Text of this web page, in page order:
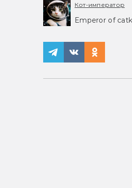
Кот-император
Emperor of